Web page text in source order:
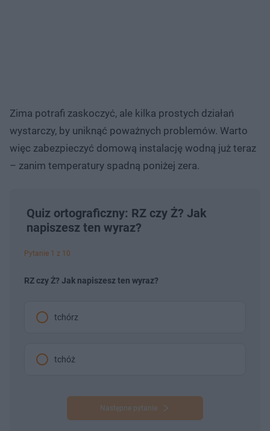
Zima potrafi zaskoczyć, ale kilka prostych działań
wystarczy, by uniknąć poważnych problemów. Warto
więc zabezpieczyć domową instalację wodną już teraz
– zanim temperatury spadną poniżej zera.
Quiz ortograficzny: RZ czy Ż? Jak
napiszesz ten wyraz?
Pytanie 1 z 10
RZ czy Ż? Jak napiszesz ten wyraz?
tchórz
tchóż
Następne pytanie